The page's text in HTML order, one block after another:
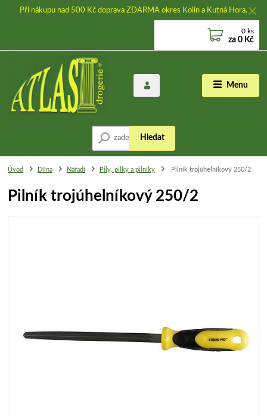
Při nákupu nad 500 Kč doprava ZDARMA okres Kolín a Kutná Hora.
Menu
Hledat
0 ks
za 0 Kč
Úvod Dílna Nářadí Pily, pilky a pilníky Pilník trojúhelníkový 250/2
Pilník trojúhelníkový 250/2